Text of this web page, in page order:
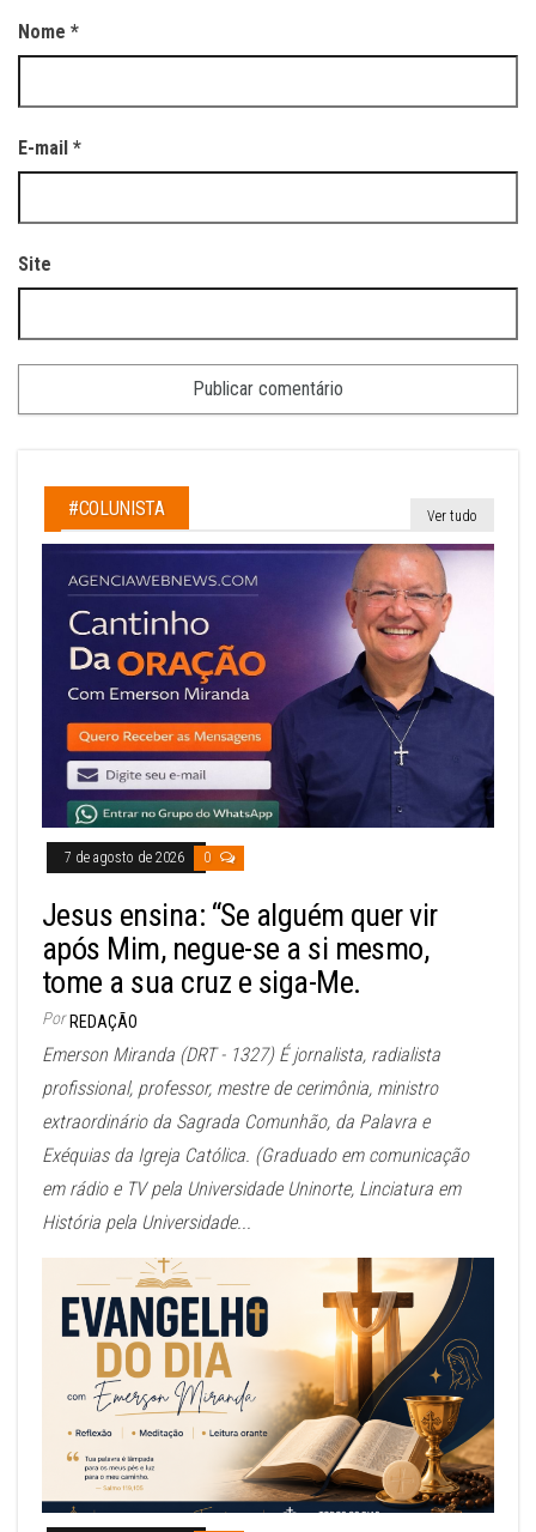
Nome *
E-mail *
Site
#COLUNISTA Ver tudo
7 de agosto de 2026 0
Jesus ensina: “Se alguém quer vir
após Mim, negue-se a si mesmo,
tome a sua cruz e siga-Me.
Por REDAÇÃO
Emerson Miranda (DRT - 1327) É jornalista, radialista
profissional, professor, mestre de cerimônia, ministro
extraordinário da Sagrada Comunhão, da Palavra e
Exéquias da Igreja Católica. (Graduado em comunicação
em rádio e TV pela Universidade Uninorte, Linciatura em
História pela Universidade...